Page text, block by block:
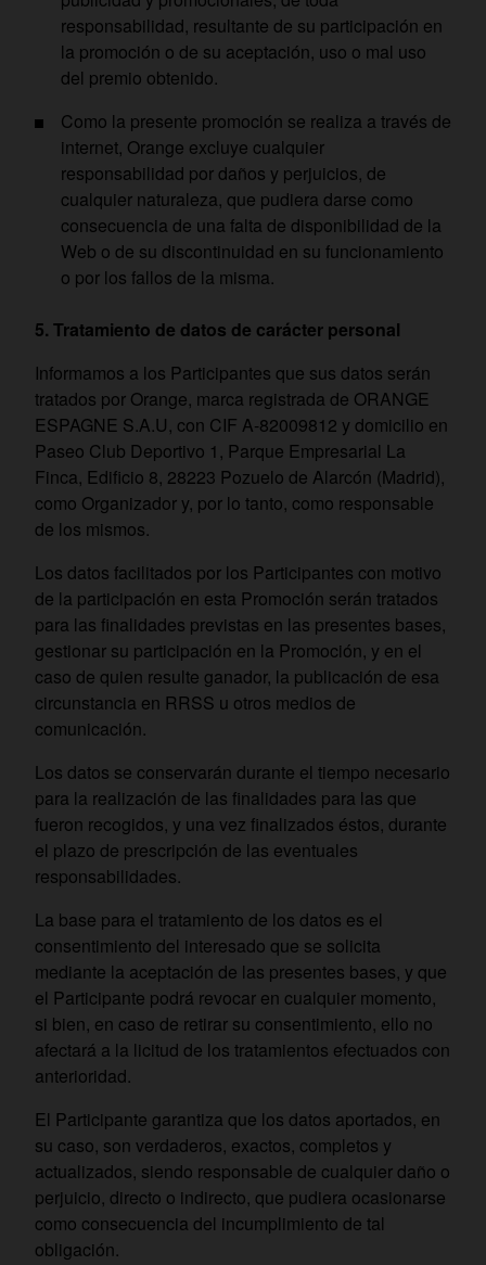
responsabilidad, resultante de su participación en
la promoción o de su aceptación, uso o mal uso
del premio obtenido.
Como la presente promoción se realiza a través de
internet, Orange excluye cualquier
responsabilidad por daños y perjuicios, de
cualquier naturaleza, que pudiera darse como
consecuencia de una falta de disponibilidad de la
Web o de su discontinuidad en su funcionamiento
o por los fallos de la misma.
5. Tratamiento de datos de carácter personal
Informamos a los Participantes que sus datos serán
tratados por Orange, marca registrada de ORANGE
ESPAGNE S.A.U, con CIF A-82009812 y domicilio en
Paseo Club Deportivo 1, Parque Empresarial La
Finca, Edificio 8, 28223 Pozuelo de Alarcón (Madrid),
como Organizador y, por lo tanto, como responsable
de los mismos.
Los datos facilitados por los Participantes con motivo
de la participación en esta Promoción serán tratados
para las finalidades previstas en las presentes bases,
gestionar su participación en la Promoción, y en el
caso de quien resulte ganador, la publicación de esa
circunstancia en RRSS u otros medios de
comunicación.
Los datos se conservarán durante el tiempo necesario
para la realización de las finalidades para las que
fueron recogidos, y una vez finalizados éstos, durante
el plazo de prescripción de las eventuales
responsabilidades.
La base para el tratamiento de los datos es el
consentimiento del interesado que se solicita
mediante la aceptación de las presentes bases, y que
el Participante podrá revocar en cualquier momento,
si bien, en caso de retirar su consentimiento, ello no
afectará a la licitud de los tratamientos efectuados con
anterioridad.
El Participante garantiza que los datos aportados, en
su caso, son verdaderos, exactos, completos y
actualizados, siendo responsable de cualquier daño o
perjuicio, directo o indirecto, que pudiera ocasionarse
como consecuencia del incumplimiento de tal
obligación.